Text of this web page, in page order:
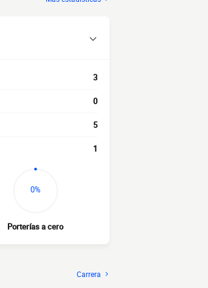
3
0
5
1
0%
Porterías a cero
Carrera